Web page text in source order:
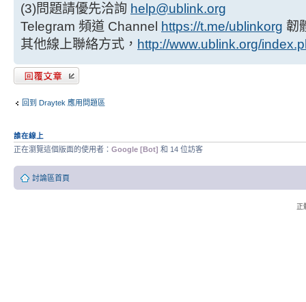
(3)問題請優先洽詢 help@ublink.org
Telegram 頻道 Channel
https://t.me/ublinkorg 韌
其他線上聯絡方式， http://www.ublink.org/
發表回覆
回到 Draytek 應用問題區
誰在線上
正在瀏覽這個版面的使用者： Google [Bot] 和 14 位訪客
討論區首頁
正